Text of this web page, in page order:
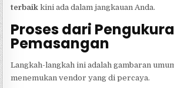
terbaik kini ada dalam jangkauan Anda.
Proses dari
Pemasangan
Langkah-langkah ini adalah gambaran
menemukan vendor yang di percaya.